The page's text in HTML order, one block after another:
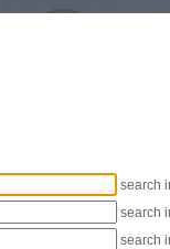
search
search
search